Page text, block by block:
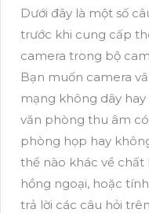
Dưới đây là một số
trước khi cung cấp
camera trong bộ
Bạn muốn camera
mạng không dây hay
văn phòng thu âm
phòng họp hay
thể nào khác về
hồng ngoại, hoặc
trả lời các câu hỏi